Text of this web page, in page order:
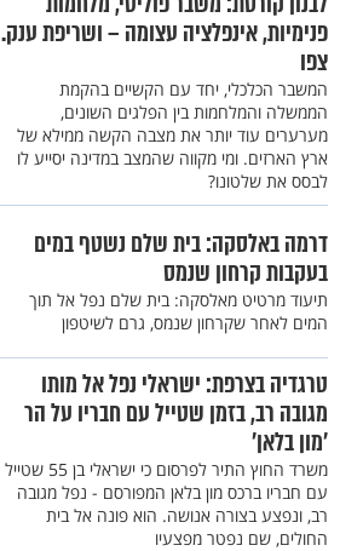
פנימיות, אינפלציה עצומה – ושריפת ענק.
צפו
המשבר הכלכלי, יחד עם הקשיים בהקמת
הממשלה והמלחמות בין הפלגים השונים,
מערערים עוד יותר את מצבה הקשה ממילא של
ארץ הארזים. ומי מקווה שהמצב במדינה יסייע לו
לבסס את שלטונו?
דרמה באלסקה: בית שלם נשטף במים
בעקבות קרחון שנמס
תיעוד מרטיט מאלסקה: בית שלם נפל אל תוך
המים לאחר שקרחון שנמס, גרם לשיטפון
טרגדיה בצרפת: ישראלי נפל אל מותו
מגובה רב, בזמן שטייל עם חבריו על הר
'מון בלאן'
משרד החוץ התיר לפרסום כי ישראלי בן 55 שטייל
עם חבריו ברכס מון בלאן המפורסם - נפל מגובה
רב, ונפצע בצורה אנושה. הוא פונה אל בית
החולים, שם נפטר מפצעיו